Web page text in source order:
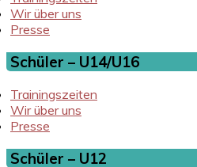
Wir über uns
Presse
Schüler – U14/U16
Trainingszeiten
Wir über uns
Presse
Schüler – U12